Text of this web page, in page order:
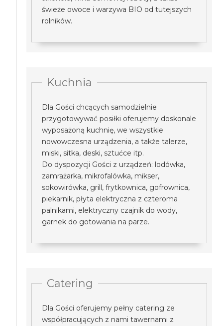
świeże owoce i warzywa BIO od tutejszych
rolników.
Kuchnia
Dla Gości chcących samodzielnie
przygotowywać posiłki oferujemy doskonale
wyposażoną kuchnię, we wszystkie
nowowczesna urządzenia, a także talerze,
miski, sitka, deski, sztućce itp.
Do dyspozycji Gości z urządzeń: lodówka,
zamrażarka, mikrofalówka, mikser,
sokowirówka, grill, frytkownica, gofrownica,
piekarnik, płyta elektryczna z czteroma
palnikami, elektryczny czajnik do wody,
garnek do gotowania na parze.
Catering
Dla Gości oferujemy pełny catering ze
współpracujących z nami tawernami z